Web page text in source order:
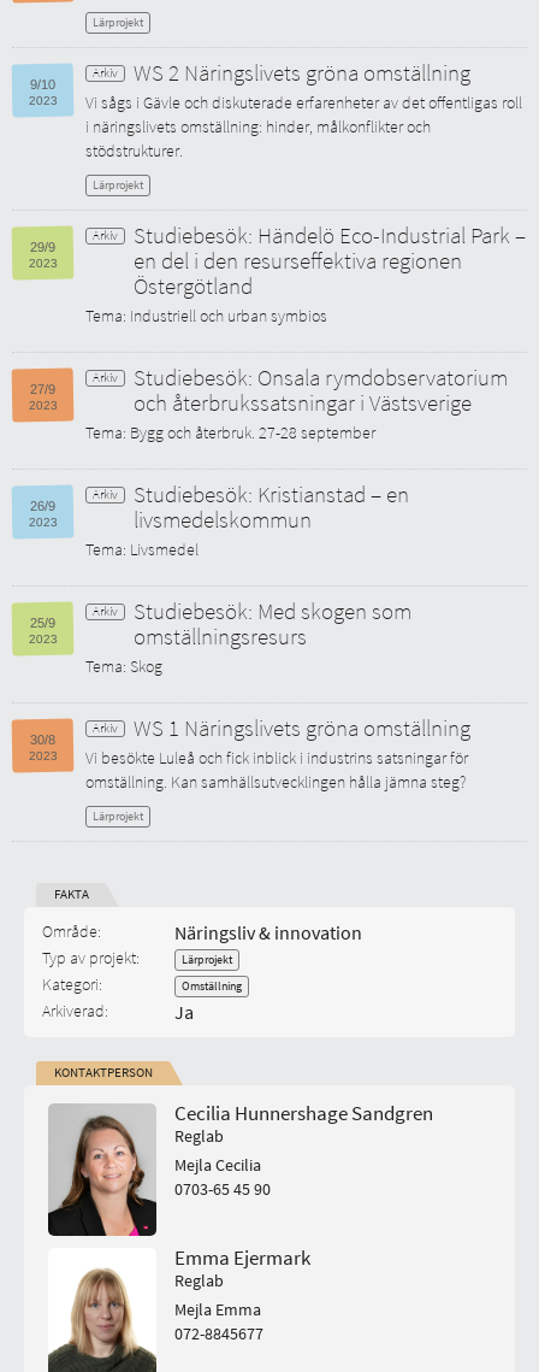
Lärprojekt
9/10
2023
WS 2 Näringslivets gröna omställning
Vi sågs i Gävle och diskuterade erfarenheter av det offentligas roll
i näringslivets omställning: hinder, målkonflikter och
stödstrukturer.
Lärprojekt
29/9
2023
Studiebesök: Händelö Eco-Industrial Park –
en del i den resurseffektiva regionen
Östergötland
Tema: Industriell och urban symbios
27/9
2023
Studiebesök: Onsala rymdobservatorium
och återbrukssatsningar i Västsverige
Tema: Bygg och återbruk. 27-28 september
26/9
2023
Studiebesök: Kristianstad – en
livsmedelskommun
Tema: Livsmedel
25/9
2023
Studiebesök: Med skogen som
omställningsresurs
Tema: Skog
30/8
2023
WS 1 Näringslivets gröna omställning
Vi besökte Luleå och fick inblick i industrins satsningar för
omställning. Kan samhällsutvecklingen hålla jämna steg?
Lärprojekt
FAKTA
Start-datum:
Område: Näringsliv & innovation
Typ av projekt: Lärprojekt
Kategori: Omställning
Arkiverad: Ja
KONTAKTPERSON
Cecilia Hunnershage Sandgren
Reglab
Mejla Cecilia
0703-65 45 90
Emma Ejermark
Reglab
Mejla Emma
072-8845677